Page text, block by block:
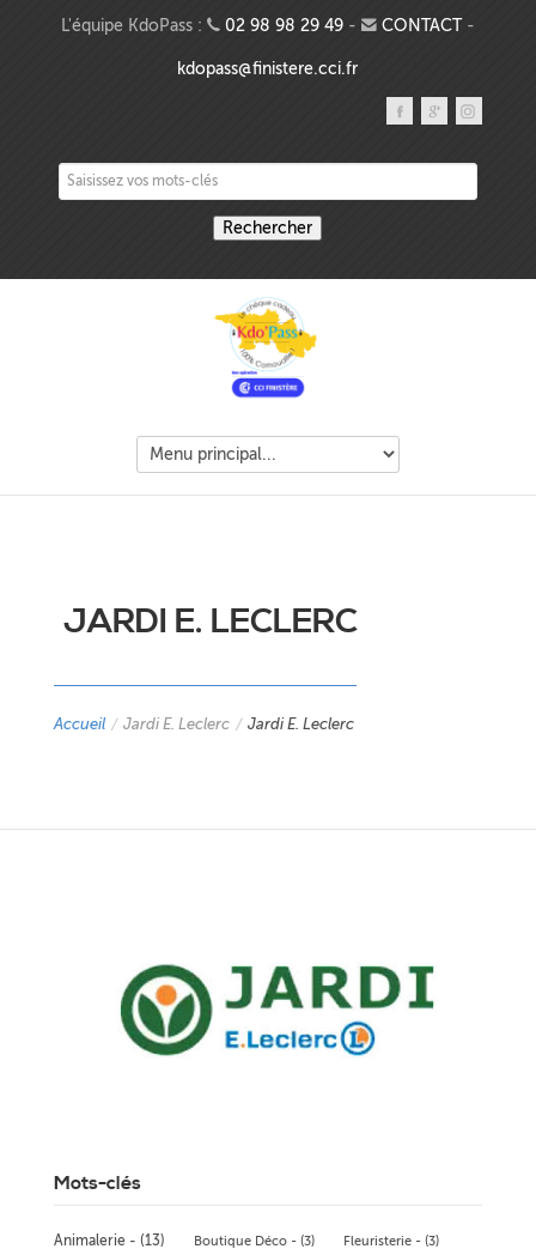
Aller au contenu principal
L'équipe KdoPass : 02 98 98 29 49- CONTACT-
kdopass@finistere.cci.fr
Saisissez vos mots-clés
JARDI E. LECLERC
Accueil / Jardi E. Leclerc / Jardi E. Leclerc
Mots-clés
Animalerie - (13) Boutique Déco - (3) Fleuristerie - (3)